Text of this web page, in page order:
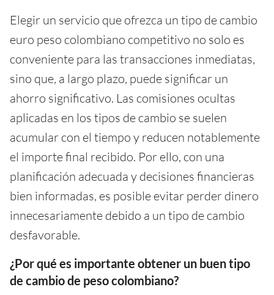
Elegir un servicio que ofrezca un tipo de cambio
euro peso colombiano competitivo no solo es
conveniente para las transacciones inmediatas,
sino que, a largo plazo, puede significar un
ahorro significativo. Las comisiones ocultas
aplicadas en los tipos de cambio se suelen
acumular con el tiempo y reducen notablemente
el importe final recibido. Por ello, con una
planificación adecuada y decisiones financieras
bien informadas, es posible evitar perder dinero
innecesariamente debido a un tipo de cambio
desfavorable.
¿Por qué es importante obtener un buen tipo
de cambio de peso colombiano?